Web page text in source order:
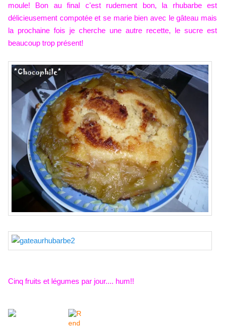
moule! Bon au final c'est rudement bon, la rhubarbe est
délicieusement compotée et se marie bien avec le gâteau mais
la prochaine fois je cherche une autre recette, le sucre est
beaucoup trop présent!
Cinq fruits et légumes par jour.... hum!!